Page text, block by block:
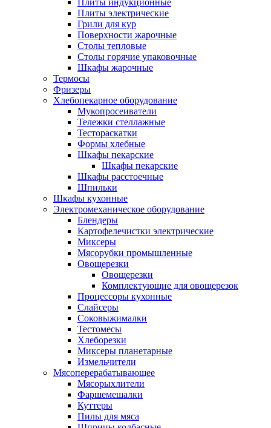
Плиты электрические
Грили для кур
Поверхности жарочные
Столы тепловые
Столы горячие упаковочные
Шкафы жарочные
Термосы
Фризеры
Хлебопекарное оборудование
Мукопросеиватели
Тележки стеллажные
Тестораскатки
Формы хлебные
Шкафы пекарские
Шкафы пекарские
Шкафы расстоечные
Шпильки
Шкафы кухонные
Электромеханическое оборудование
Блендеры
Картофелечистки электрические
Миксеры
Мясорубки промышленные
Овощерезки
Овощерезки
Комплектующие для овощерезок
Процессоры кухонные
Слайсеры
Соковыжималки
Тестомесы
Хлеборезки
Миксеры планетарные
Измельчители
Мясоперерабатывающее
Мясорыхлители
Фаршемешалки
Куттеры
Пилы для мяса